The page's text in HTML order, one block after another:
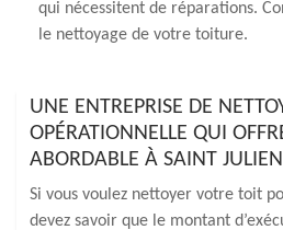
qui nécessitent de réparations.
le nettoyage de votre toiture.
UNE ENTREPRISE DE
OPÉRATIONNELLE QUI
ABORDABLE À SAINT
Si vous voulez nettoyer votre toit
devez savoir que le montant